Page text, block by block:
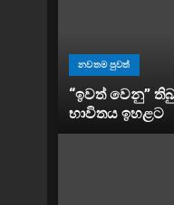
නවතම පුවත්
“ඉවත් වෙනු”
භාවිතය ඉහළට